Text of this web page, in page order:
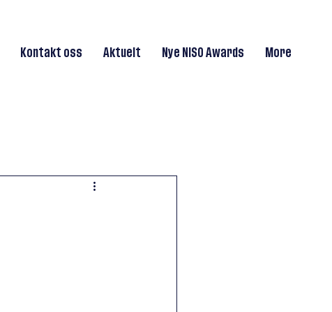
Kontakt oss Aktuelt Nye NISO Awards More